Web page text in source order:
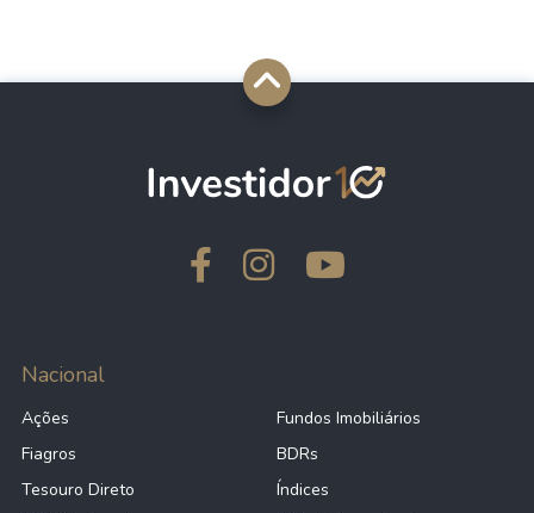
Nacional
Ações
Fundos Imobiliários
Fiagros
BDRs
Tesouro Direto
Índices